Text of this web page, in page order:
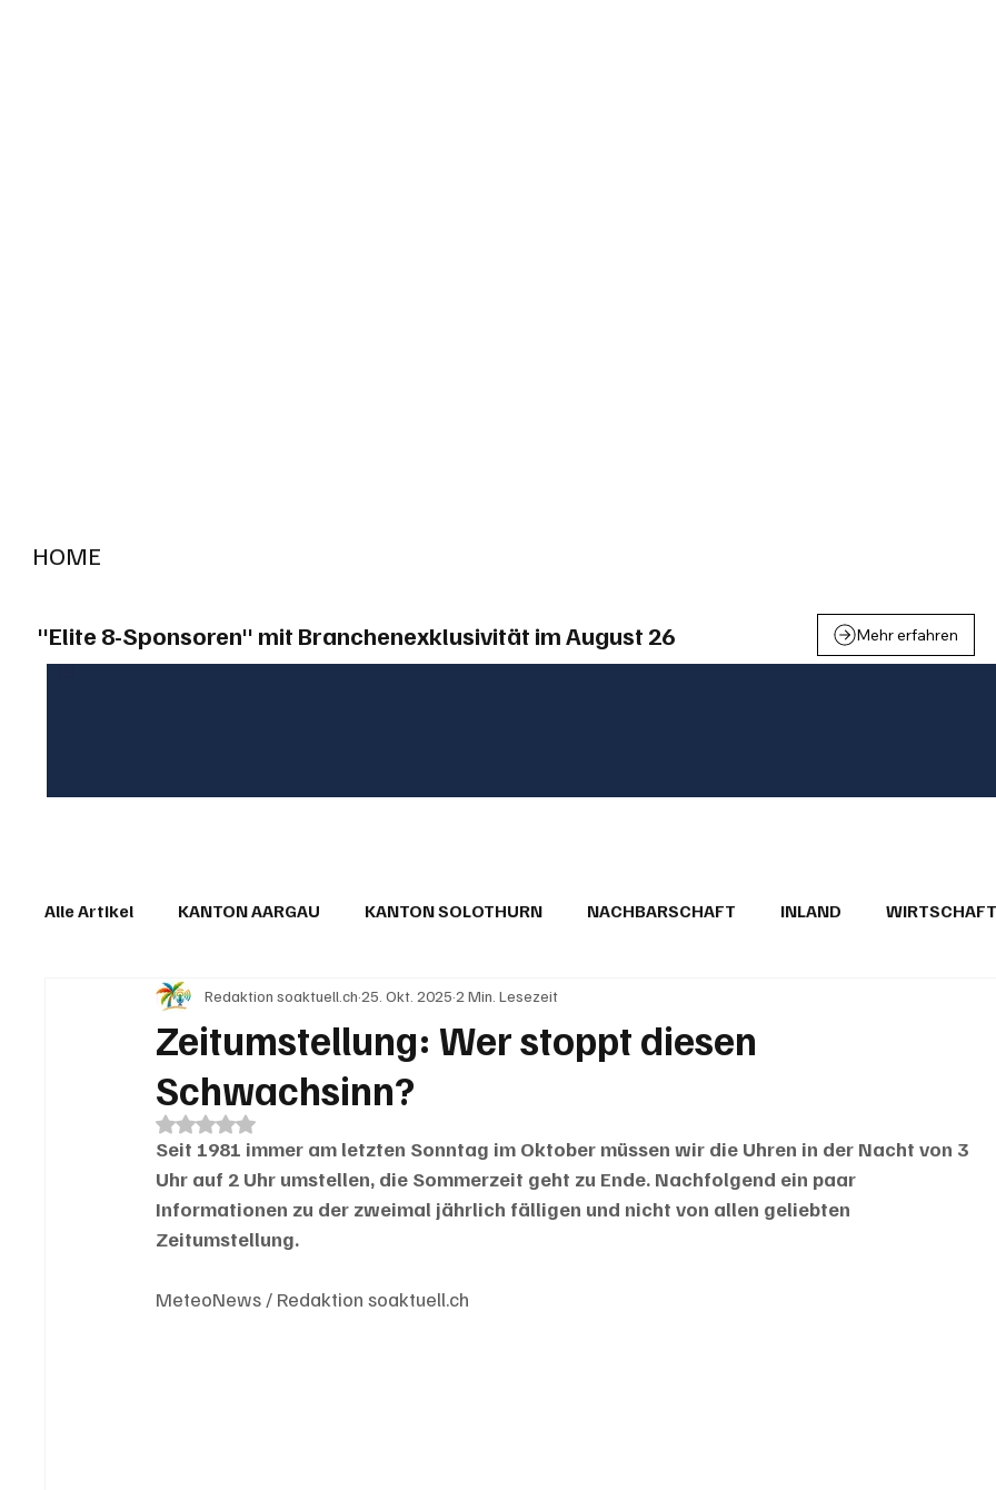
HOME
"Elite 8-Sponsoren" mit Branchenexklusivität im August 26 Mehr erfahren
Alle Artikel KANTON AARGAU KANTON SOLOTHURN NACHBARSCHAFT INLAND WIRTSCHAFT
IN EIGENER SACHE KOMMENTARE LESERBRIEFE
Zeitumstellung: Wer stoppt diesen
Schwachsinn?
Redaktion soaktuell.ch 25. Okt. 2025 2 Min. Lesezeit
Mit NaN von 5 Sternen bewertet.
Seit 1981 immer am letzten Sonntag im Oktober müssen wir die Uhren in der Nacht von 3
Uhr auf 2 Uhr umstellen, die Sommerzeit geht zu Ende. Nachfolgend ein paar
Informationen zu der zweimal jährlich fälligen und nicht von allen geliebten
Zeitumstellung.
MeteoNews / Redaktion soaktuell.ch